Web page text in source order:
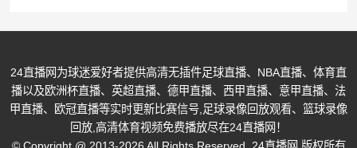
24直播网为球迷爱好者提供高清无插件足球直播、NBA直播、体育直
播以及欧洲杯直播、英超直播、德甲直播、西甲直播、意甲直播、法
甲直播、欧冠直播等实时更新比赛信号,足球录像回放观看、篮球录像
回放,高清体育视频免费播放尽在24直播网！